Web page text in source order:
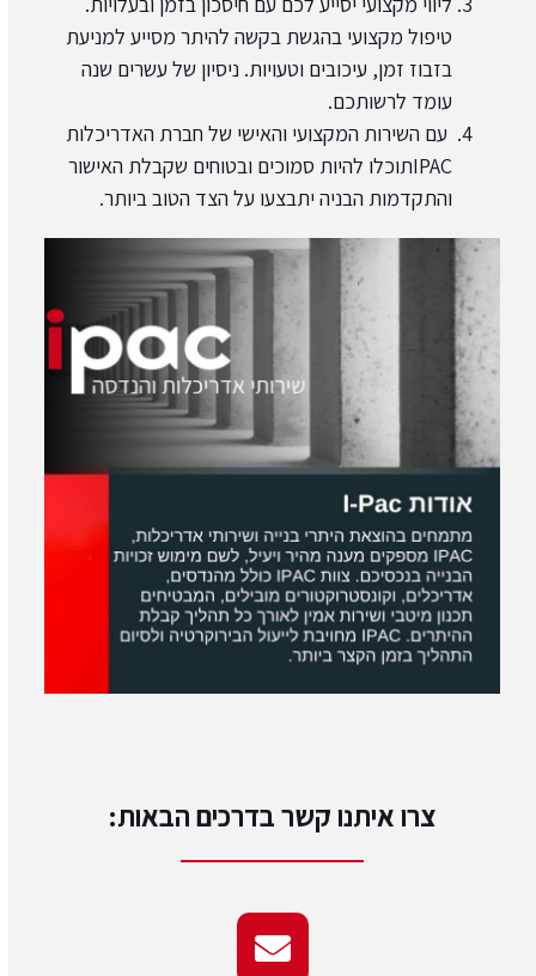
טיפול מקצועי בהגשת בקשה להיתר מסייע למניעת
בזבוז זמן, עיכובים וטעויות. ניסיון של עשרים שנה
עומד לרשותכם.
עם השירות המקצועי והאישי של חברת האדריכלות
IPACתוכלו להיות סמוכים ובטוחים שקבלת האישור
והתקדמות הבניה יתבצעו על הצד הטוב ביותר.
צרו איתנו קשר בדרכים הבאות: